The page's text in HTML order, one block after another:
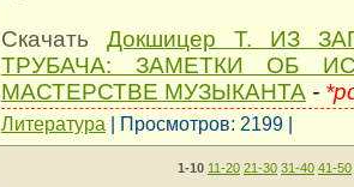
Скачать Докшицер Т. ИЗ
ТРУБАЧА: ЗАМЕТКИ ОБ
МАСТЕРСТВЕ МУЗЫКАНТА -
Литература | Просмотров: 2199 |
1-10 11-20 21-30 31-40 41-50